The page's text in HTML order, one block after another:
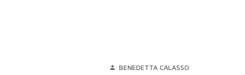
BENEDETTA CALASSO